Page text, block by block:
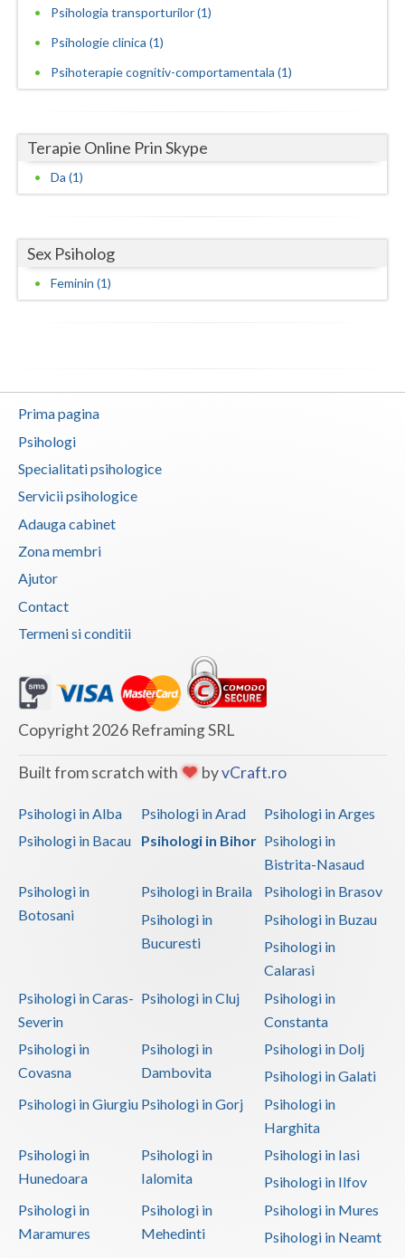
Mures
Neamt
Prahova
Salaj
Sibiu
Suceava
Valcea
Vaslui
Vrancea
Psihologia transporturilor (1)
Psihologie clinica (1)
Psihoterapie cognitiv-comportamentala (1)
Terapie Online Prin Skype
Da (1)
Sex Psiholog
Feminin (1)
Prima pagina
Psihologi
Specialitati psihologice
Servicii psihologice
Adauga cabinet
Zona membri
Ajutor
Contact
Termeni si conditii
Copyright 2026 Reframing SRL
Built from scratch with byvCraft.ro
Psihologi in Alba Psihologi in Arad
Psihologi in Arges
Psihologi in Bacau
Psihologi in Bihor Psihologi in
Bistrita-Nasaud
Psihologi in
Botosani
Psihologi in Braila
Psihologi in Brasov
Psihologi in
Bucuresti
Psihologi in Buzau
Psihologi in
Calarasi
Psihologi in Caras-
Severin
Psihologi in Cluj
Psihologi in
Constanta
Psihologi in
Covasna
Psihologi in
Dambovita
Psihologi in Dolj
Psihologi in Galati
Psihologi in Giurgiu Psihologi in Gorj
Psihologi in
Harghita
Psihologi in
Hunedoara
Psihologi in
Ialomita
Psihologi in Iasi
Psihologi in Ilfov
Psihologi in
Maramures
Psihologi in
Mehedinti
Psihologi in Mures
Psihologi in Neamt